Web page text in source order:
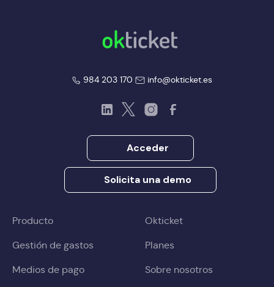
okticket
984 203 170 info@okticket.es
LinkedInTwitterInstagramFacebook
Acceder
Solicita una demo
Producto
Gestión de gastos
Medios de pago
Okticket
Planes
Sobre nosotros